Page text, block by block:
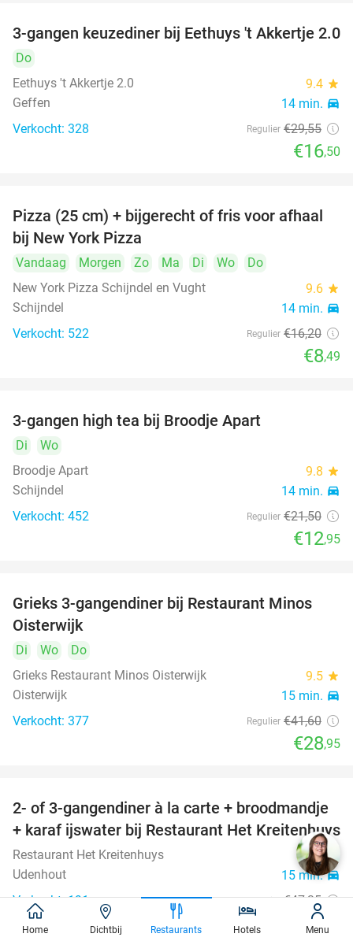
44%
3-gangen keuzediner bij Eethuys 't Akkertje 2.0
Do
Eethuys 't Akkertje 2.0
9.4 star
Geffen 14 min. directions_car
Verkocht: 328 Regulier €29,55
€16,50
48%
Pizza (25 cm) + bijgerecht of fris voor afhaal
bij New York Pizza
Vandaag Morgen Zo Ma Di Wo
Do
New York Pizza Schijndel en Vught
9.6 star
Schijndel 14 min. directions_car
Verkocht: 522 Regulier €16,20
€8,49
3-gangen high tea bij Broodje Apart
Di
Wo
Broodje Apart
9.8 star
Schijndel 14 min. directions_car
Verkocht: 452 Regulier €21,50
€12,95
30%
Grieks 3-gangendiner bij Restaurant Minos
Oisterwijk
Di Wo
Do
Grieks Restaurant Minos Oisterwijk
9.5 star
Oisterwijk 15 min. directions_car
Verkocht: 377 Regulier €41,60
€28,95
38%
2- of 3-gangendiner à la carte + broodmandje
+ karaf ijswater bij Restaurant Het Kreitenhuys
Restaurant Het Kreitenhuys 9.3star
Udenhout 15 min.directions_car
Verkocht: 191 Regulier €47,35
€29
Home Dichtbij Restaurants Hotels Menu